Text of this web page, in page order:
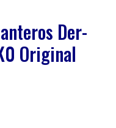
Der-
Original